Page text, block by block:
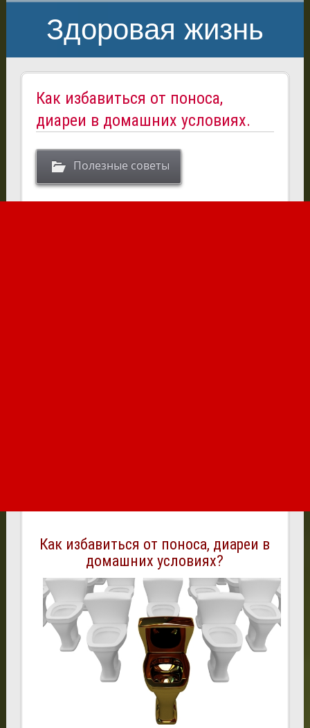
Здоровая жизнь
Как избавиться от поноса,
диареи в домашних условиях.
Полезные советы
Как избавиться от поноса, диареи в
домашних условиях?